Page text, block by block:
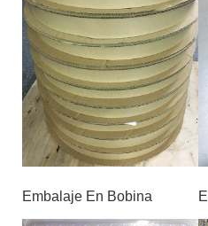
Embalaje En Bobina